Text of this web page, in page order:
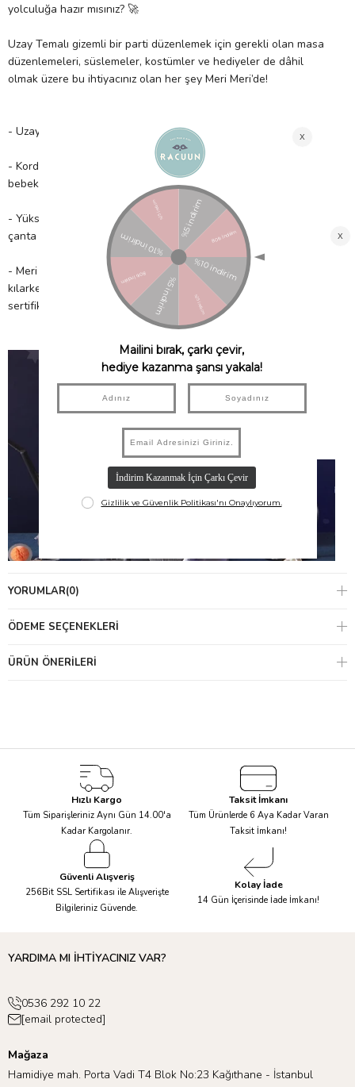
yolculuğa hazır mısınız? 🚀
Uzay Temalı gizemli bir parti düzenlemek için gerekli olan masa
düzenlemeleri, süslemeler, kostümler ve hediyeler de dâhil
olmak üzere bu ihtiyacınız olan her şey Meri Meri’de!
- Uzay temalı parti ürünleri ile yıldızları partinize katın!
- Kordon saplı ve metal tokalı uzay gemisi çantasıyla gelen
bebek organik pamuktan üretilmiştir.
- Yüksek kaliteli malzemelerden üretilmiştir. 1 adet bebek ve
çanta içerir.
- Meri Meri, eşsiz parti malzemeleri ile partinizi benzersiz
kılarken çocuklarımıza güvenli bir gelecek sağlamak için FSC™
sertifikalı kâğıt kullanır!
kılıyor. Uzay Teması ile oluşturulan
tabakve
ile masanızı gizemli bir hale getirirken
Robot Pinyata’yla
minikleriniz kendini heyecan uyandıran bir serüvenin içinde
hissedecek! Temalı mumlar ve pasta süsleri ile de pastanızı
kişiselleştirebilirsiniz!
YORUMLAR(0)
ÖDEME SEÇENEKLERI
ÜRÜN ÖNERILERI
Hızlı Kargo
Tüm Siparişleriniz Aynı Gün 14.00'a
Kadar Kargolanır.
Taksit İmkanı
Tüm Ürünlerde 6 Aya Kadar Varan
Taksit İmkanı!
Güvenli Alışveriş
256Bit SSL Sertifikası ile Alışverişte
Bilgileriniz Güvende.
Kolay İade
14 Gün İçerisinde İade İmkanı!
YARDIMA MI İHTİYACINIZ VAR?
0536 292 10 22
[email protected]
Mağaza
Hamidiye mah. Porta Vadi T4 Blok No:23 Kağıthane - İstanbul